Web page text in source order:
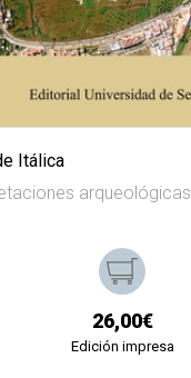
Itálica
arqueológicas
26,00€
Edición impresa